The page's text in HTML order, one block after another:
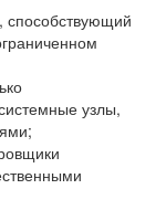
способствующий
узлы,